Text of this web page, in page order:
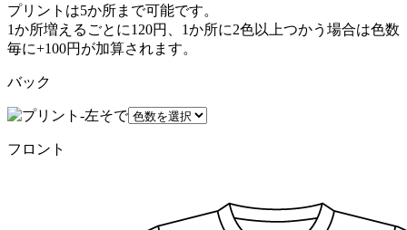
プリントは5か所まで可能です。
1か所増えるごとに120円、1か所に2色以上つかう場合は色数
毎に+100円が加算されます。
バック
フロント